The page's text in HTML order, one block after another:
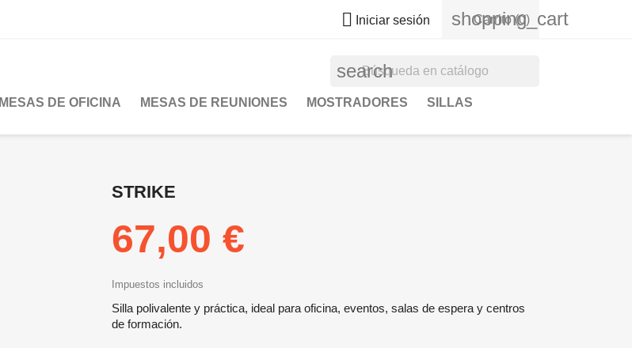
 Iniciar sesión shopping_cart
Carrito (0)
search
MESAS DE OFICINA MESAS DE REUNIONES MOSTRADORES SILLAS
STRIKE
67,00 €
Impuestos incluidos
Silla polivalente y práctica, ideal para oficina, eventos, salas de espera y centros
de formación.